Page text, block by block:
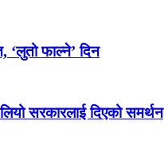
फाल्ने’ दिन
सरकारलाई दिएको समर्थन